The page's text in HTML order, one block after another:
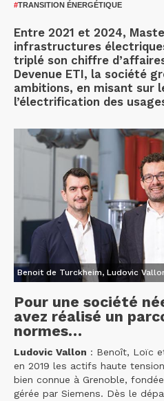
#TRANSITION ÉNERGÉTIQUE
Entre 2021 et 2024,
infrastructures
triplé son chiffre
Devenue ETI, la société
ambitions, en misant sur
l’électrification des
Benoit de Turckheim, Ludovic
Pour une société
avez réalisé un
normes…
Ludovic Vallon : Benoît, Loïc
en 2019 les actifs haute
bien connue à Grenoble,
gérée par Siemens. Dès le